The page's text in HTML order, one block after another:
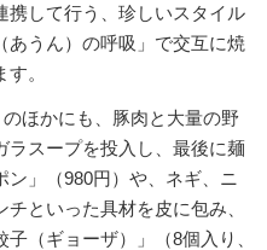
携して行う、珍しいスタイル
あうん）の呼吸」で交互に焼
。
のほかにも、豚肉と大量の野
ラスープを投入し、最後に麺
ン」（980円）や、ネギ、ニ
といった具材を皮に包み、
（ギョーザ）」（8個入り、